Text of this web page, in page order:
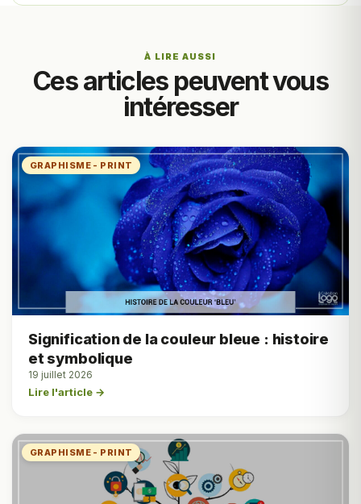
À LIRE AUSSI
Ces articles peuvent vous
intéresser
GRAPHISME - PRINT
Signification de la couleur bleue : histoire
et symbolique
19 juillet 2026
Lire l'article →
GRAPHISME - PRINT